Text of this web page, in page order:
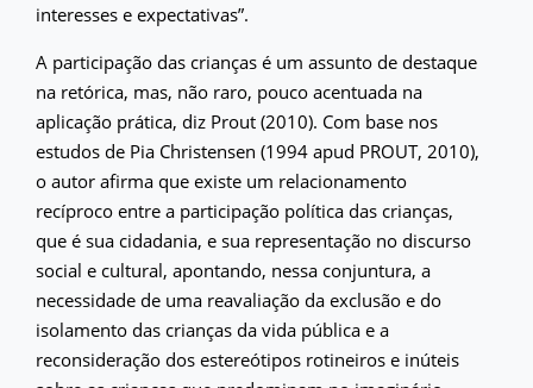
interesses e expectativas”.
A participação das crianças é um assunto de destaque
na retórica, mas, não raro, pouco acentuada na
aplicação prática, diz Prout (2010). Com base nos
estudos de Pia Christensen (1994 apud PROUT, 2010),
o autor afirma que existe um relacionamento
recíproco entre a participação política das crianças,
que é sua cidadania, e sua representação no discurso
social e cultural, apontando, nessa conjuntura, a
necessidade de uma reavaliação da exclusão e do
isolamento das crianças da vida pública e a
reconsideração dos estereótipos rotineiros e inúteis